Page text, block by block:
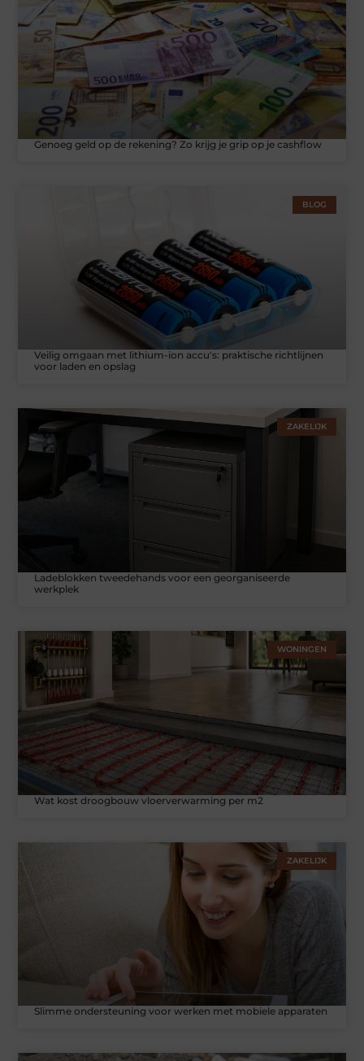
Genoeg geld op de rekening? Zo krijg je grip op je cashflow
BLOG
Veilig omgaan met lithium-ion accu's: praktische richtlijnen
voor laden en opslag
ZAKELIJK
Ladeblokken tweedehands voor een georganiseerde
werkplek
WONINGEN
Wat kost droogbouw vloerverwarming per m2
ZAKELIJK
Slimme ondersteuning voor werken met mobiele apparaten